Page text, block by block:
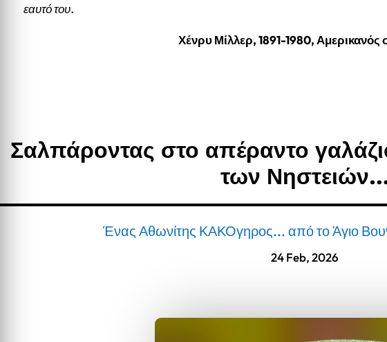
εαυτό του.
Χένρυ Μίλλερ, 1891-1980,
Σαλπάροντας στο απέραντο
των
Ένας Αθωνίτης ΚΑΚΟγηρος... από το Άγιο
24 Feb, 2026